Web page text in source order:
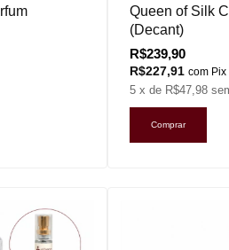
Queen of Silk
(Decant)
R$239,90
R$227,91 com Pix
5 x de R$47,98
Comprar